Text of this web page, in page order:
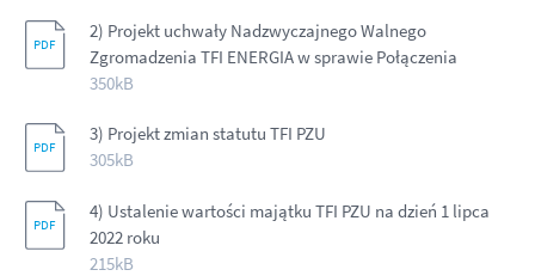
2) Projekt uchwały Nadzwyczajnego Walnego
Zgromadzenia TFI ENERGIA w sprawie Połączenia
350kB
3) Projekt zmian statutu TFI PZU
305kB
4) Ustalenie wartości majątku TFI PZU na dzień 1 lipca
2022 roku
215kB